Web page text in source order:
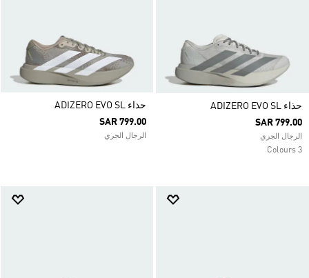
حذاء ADIZERO EVO SL
SAR 799.00
الرجال الجري
3 Colours
حذاء ADIZERO EVO SL
SAR 799.00
الرجال الجري